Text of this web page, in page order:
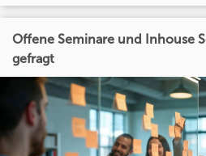
Offene Seminare und Inhouse
gefragt